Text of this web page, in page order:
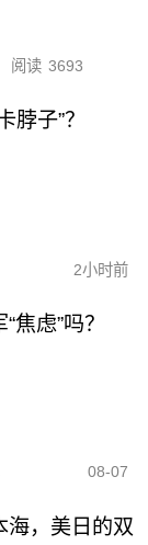
阅读 3693
子”？
2小时前
焦虑”吗？
08-07
海，美日的双